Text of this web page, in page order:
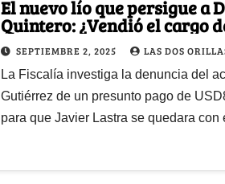
El nuevo lío que persigue a
Quintero: ¿Vendió el cargo
de Afinia al mejor postor?
SEPTIEMBRE 2, 2025 LAS DOS
La Fiscalía investiga la denuncia del
Gutiérrez de un presunto pago de
para que Javier Lastra se quedara con